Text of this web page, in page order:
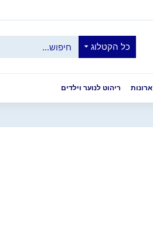
כל הקטלוג
ארונות ריהוט לנוער וילדים